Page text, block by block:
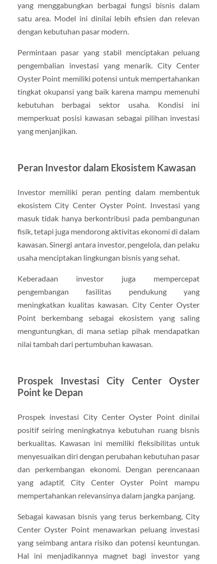
yang menggabungkan berbagai fungsi bisnis dalam
satu area. Model ini dinilai lebih efisien dan relevan
dengan kebutuhan pasar modern.
Permintaan pasar yang stabil menciptakan peluang
pengembalian investasi yang menarik. City Center
Oyster Point memiliki potensi untuk mempertahankan
tingkat okupansi yang baik karena mampu memenuhi
kebutuhan berbagai sektor usaha. Kondisi ini
memperkuat posisi kawasan sebagai pilihan investasi
yang menjanjikan.
Peran Investor dalam Ekosistem Kawasan
Investor memiliki peran penting dalam membentuk
ekosistem City Center Oyster Point. Investasi yang
masuk tidak hanya berkontribusi pada pembangunan
fisik, tetapi juga mendorong aktivitas ekonomi di dalam
kawasan. Sinergi antara investor, pengelola, dan pelaku
usaha menciptakan lingkungan bisnis yang sehat.
Keberadaan investor juga mempercepat
pengembangan fasilitas pendukung yang
meningkatkan kualitas kawasan. City Center Oyster
Point berkembang sebagai ekosistem yang saling
menguntungkan, di mana setiap pihak mendapatkan
nilai tambah dari pertumbuhan kawasan.
Prospek Investasi City Center Oyster
Point ke Depan
Prospek investasi City Center Oyster Point dinilai
positif seiring meningkatnya kebutuhan ruang bisnis
berkualitas. Kawasan ini memiliki fleksibilitas untuk
menyesuaikan diri dengan perubahan kebutuhan pasar
dan perkembangan ekonomi. Dengan perencanaan
yang adaptif, City Center Oyster Point mampu
mempertahankan relevansinya dalam jangka panjang.
Sebagai kawasan bisnis yang terus berkembang, City
Center Oyster Point menawarkan peluang investasi
yang seimbang antara risiko dan potensi keuntungan.
Hal ini menjadikannya magnet bagi investor yang